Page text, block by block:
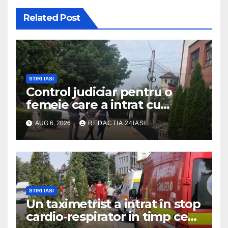
Related Post
STIRI IASI
Control judiciar pentru o
femeie care a intrat cu
mașina într-o turmă de oi
AUG 6, 2026 REDACTIA 24IASI
STIRI IASI
Un taximetrist a intrat în stop
cardio-respirator in timp ce